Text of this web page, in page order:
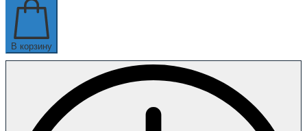
В корзину